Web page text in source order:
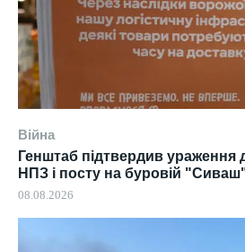
Війна
Генштаб підтвердив ураження
НПЗ і посту на буровій
08.08.2026